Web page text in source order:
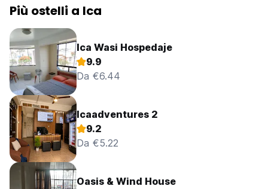
Più ostelli a Ica
Ica Wasi Hospedaje
9.9
Da €6.44
Icaadventures 2
9.2
Da €5.22
Oasis & Wind House